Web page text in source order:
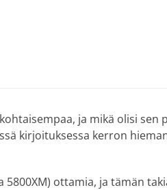
ja mikä olisi sen
kirjoituksessa kerron
ottamia, ja tämän